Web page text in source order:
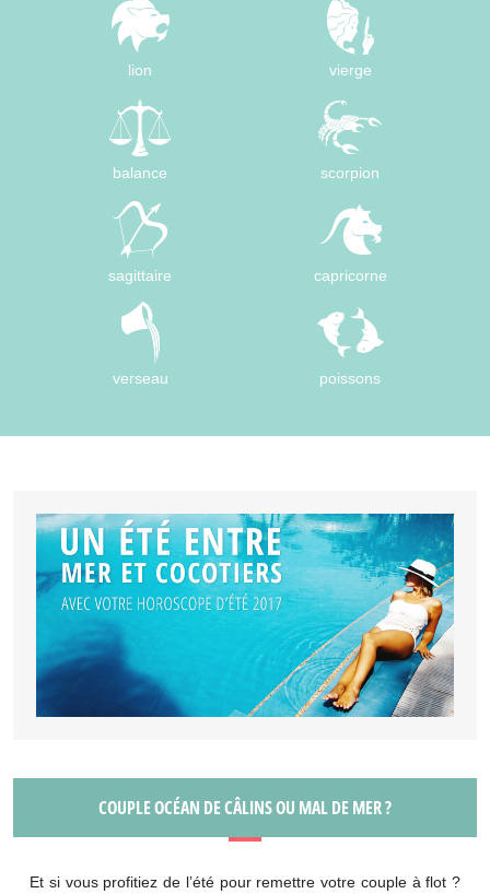
lion vierge
balance scorpion
sagittaire capricorne
verseau poissons
COUPLE OCÉAN DE CÂLINS OU MAL DE MER ?
Et si vous profitiez de l’été pour remettre votre couple à flot ?